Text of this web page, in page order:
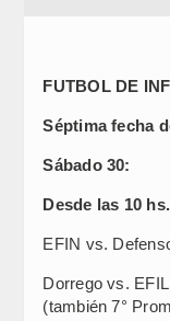
FUTBOL DE
Séptima fecha
Sábado 30:
Desde las 10
EFIN vs.
Dorrego vs.
(también 7°